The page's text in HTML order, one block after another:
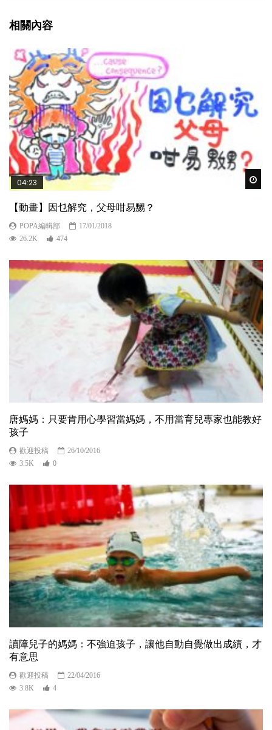
相關內容
04:23
【動畫】因乜解究，父母咁易嬲？
POPA編輯部
17/01/2018
26.2K
474
唐媽媽：只要肯用心學習當媽媽，不用當育兒專家也能教好
孩子
歡迎投稿
26/10/2016
3.5K
0
讀障兒子的媽媽：不強迫孩子，讓他自動自覺做出成績，才
有意思
歡迎投稿
22/04/2016
3.8K
4